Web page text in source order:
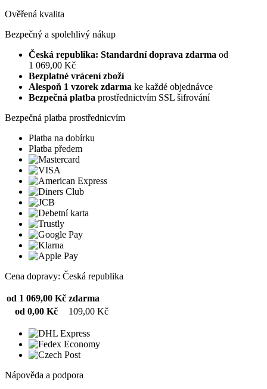
Ověřená kvalita
Bezpečný a spolehlivý nákup
Česká republika: Standardní doprava zdarma od
1 069,00 Kč
Bezplatné vrácení zboží
Alespoň 1 vzorek zdarma ke každé objednávce
Bezpečná platba prostřednictvím SSL šifrování
Bezpečná platba prostřednicvím
Platba na dobírku
Platba předem
Cena dopravy: Česká republika
od 1 069,00 Kč zdarma
od 0,00 Kč
109,00 Kč
Nápověda a podpora